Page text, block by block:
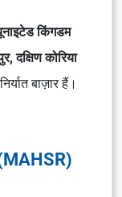
किंगडम
दक्षिण कोरिया
बाज़ार हैं।